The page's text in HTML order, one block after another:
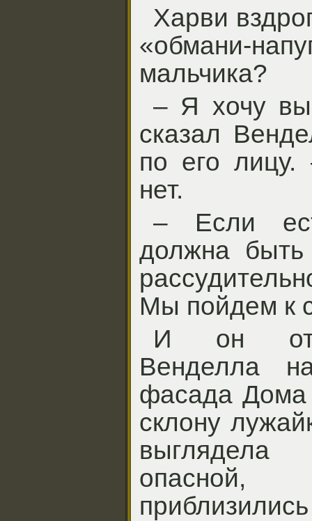
Харви
«обмани-
мальчика?
– Я хочу
сказал
по его
нет.
– Если
должна
Мы пойдем к
И он
Венделла
фасада Дома
склону